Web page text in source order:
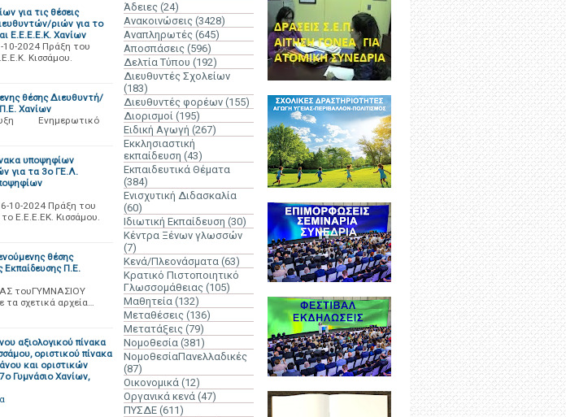
για τις θέσεις
ριών για το
Ε.Ε.Ε.Ε.Κ. Χανίων
10-2024 Πράξη του
Κισσάμου.
θέσης Διευθυντή/
Χανίων
Ενημερωτικό
υποψηφίων
για τα 3ο ΓΕ.Λ.
10-2024 Πράξη του
Ε.Ε.Ε.ΕΚ. Κισσάμου.
θέσης
Π.Ε.
τουΓΥΜΝΑΣΙΟΥ
σχετικά αρχεία…
αξιολογικού πίνακα
οριστικού πίνακα
και οριστικών
Γυμνάσιο Χανίων,
Άδειες (24)
Ανακοινώσεις (3428)
Αναπληρωτές (645)
Αποσπάσεις (596)
Δελτία Τύπου (192)
Διευθυντές Σχολείων
(183)
Διευθυντές φορέων (155)
Διορισμοί (195)
Ειδική Αγωγή (267)
Εκκλησιαστική
εκπαίδευση (43)
Εκπαιδευτικά Θέματα
(384)
Ενισχυτική Διδασκαλία
(60)
Ιδιωτική Εκπαίδευση (30)
Κέντρα Ξένων γλωσσών
(7)
Κενά/Πλεονάσματα (63)
Κρατικό Πιστοποιητικό
Γλωσσομάθειας (105)
Μαθητεία (132)
Μεταθέσεις (136)
Μετατάξεις (79)
Νομοθεσία (381)
ΝομοθεσίαΠανελλαδικές
(87)
Οικονομικά (12)
Οργανικά κενά (47)
ΠΥΣΔΕ (611)